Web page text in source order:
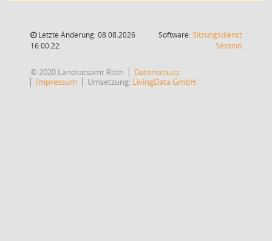
Letzte Änderung: 08.08.2026
16:00:22
Software:Sitzungsdienst
Session(Wird in
© 2020 Landratsamt Roth
Datenschutz
Impressum
Umsetzung: LivingData GmbH